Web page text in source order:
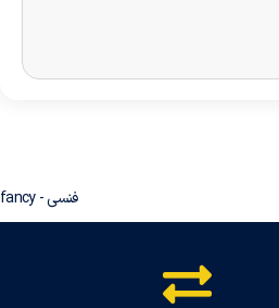
فنسی - fancy